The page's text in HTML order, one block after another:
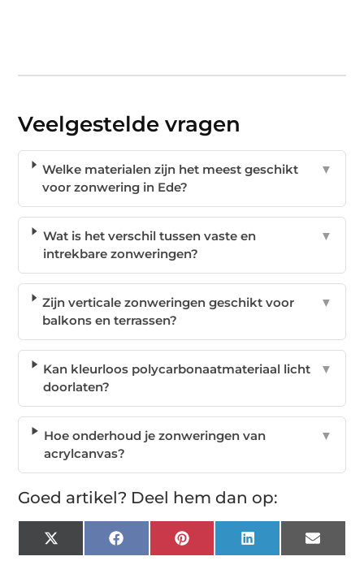
Veelgestelde vragen
Welke materialen zijn het meest geschikt
voor zonwering in Ede?
▼
Wat is het verschil tussen vaste en
intrekbare zonweringen?
▼
Zijn verticale zonweringen geschikt voor
balkons en terrassen?
▼
Kan kleurloos polycarbonaatmateriaal licht
doorlaten?
▼
Hoe onderhoud je zonweringen van
acrylcanvas?
▼
Goed artikel? Deel hem dan op:
X
(Twitter)
Facebook Pinterest LinkedIn Email